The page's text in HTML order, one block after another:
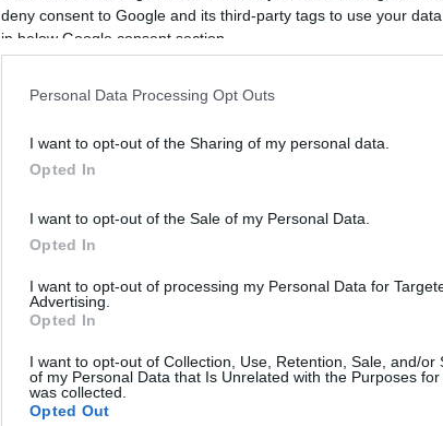
deny consent to Google and its third-party tags to use your
in below Google consent section.
Personal Data Processing Opt Outs
I want to opt-out of the Sharing of my personal data.
Opted In
I want to opt-out of the Sale of my Personal Data.
Opted In
I want to opt-out of processing my Personal Data for
Advertising.
Opted In
I want to opt-out of Collection, Use, Retention, Sale, and/or
of my Personal Data that Is Unrelated with the Purposes
was collected.
Opted Out